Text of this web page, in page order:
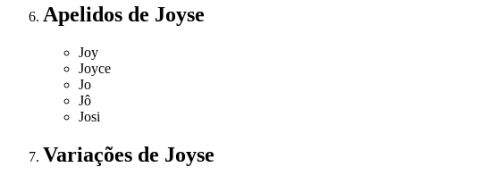
Apelidos de Joyse
Joy
Joyce
Jo
Jô
Josi
Variações de Joyse